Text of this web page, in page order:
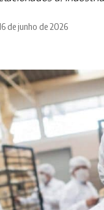
de junho de 2026